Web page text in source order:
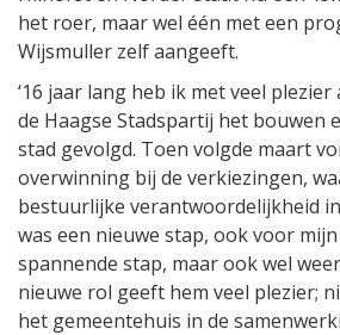
het roer, maar wel één met een
Wijsmuller zelf aangeeft.
‘16 jaar lang heb ik met veel
de Haagse Stadspartij het bouwen
stad gevolgd. Toen volgde maart
overwinning bij de verkiezingen,
bestuurlijke verantwoordelijkheid
was een nieuwe stap, ook voor
spannende stap, maar ook wel
nieuwe rol geeft hem veel plezier;
het gemeentehuis in de